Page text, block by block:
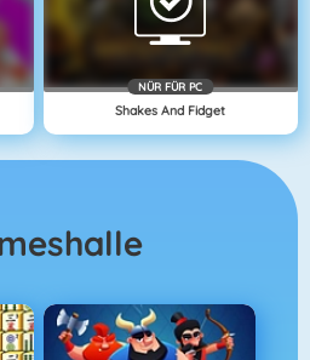
NÜR FÜR PC
Shakes And Fidget